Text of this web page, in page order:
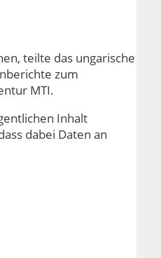
teilte das ungarische
zum
MTI.
Inhalt
dabei Daten an